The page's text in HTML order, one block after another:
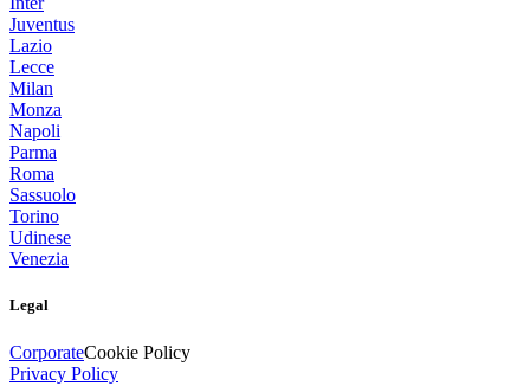
Juventus
Lazio
Lecce
Milan
Monza
Napoli
Parma
Roma
Sassuolo
Torino
Udinese
Venezia
Legal
CorporateCookie Policy
Privacy Policy